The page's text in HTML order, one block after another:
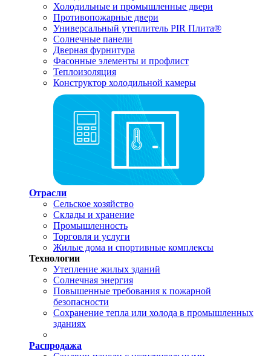
Холодильные и промышленные двери
Противопожарные двери
Универсальный утеплитель PIR Плита®
Солнечные панели
Дверная фурнитура
Фасонные элементы и профлист
Теплоизоляция
Конструктор холодильной камеры
Отрасли
Сельское хозяйство
Склады и хранение
Промышленность
Торговля и услуги
Жилые дома и спортивные комплексы
Технологии
Утепление жилых зданий
Солнечная энергия
Повышенные требования к пожарной
безопасности
Сохранение тепла или холода в промышленных
зданиях
Распродажа